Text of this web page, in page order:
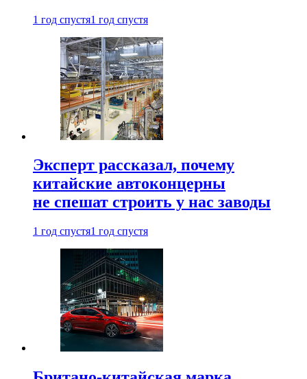
1 год спустя1 год спустя
Эксперт рассказал, почему
китайские автоконцерны
не спешат строить у нас заводы
1 год спустя1 год спустя